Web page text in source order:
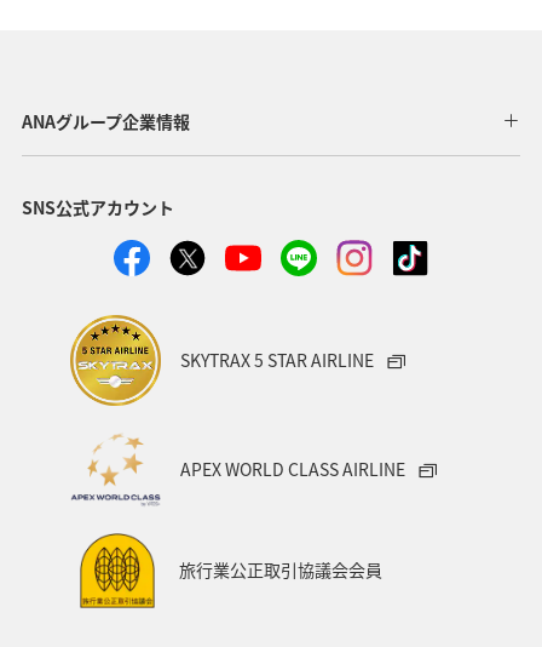
ロウニンアジ（GT） 高知県 自然・植物
八丈島 茨城県
和歌山県 愛媛県 愛知県
タチウオ
徳島県 九州地方
お祭り・イベント
ツアー 韓国
宮古島 コイ
秋田県 温泉
ANAグループ企業情報
SNS公式アカウント
SKYTRAX 5 STAR AIRLINE
APEX WORLD CLASS AIRLINE
旅行業公正取引協議会会員